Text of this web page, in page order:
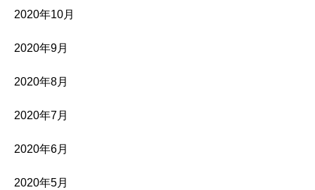
2020年10月
2020年9月
2020年8月
2020年7月
2020年6月
2020年5月